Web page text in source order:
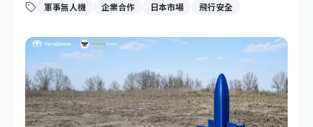
軍事無人機 企業合作 日本市場 飛行安全